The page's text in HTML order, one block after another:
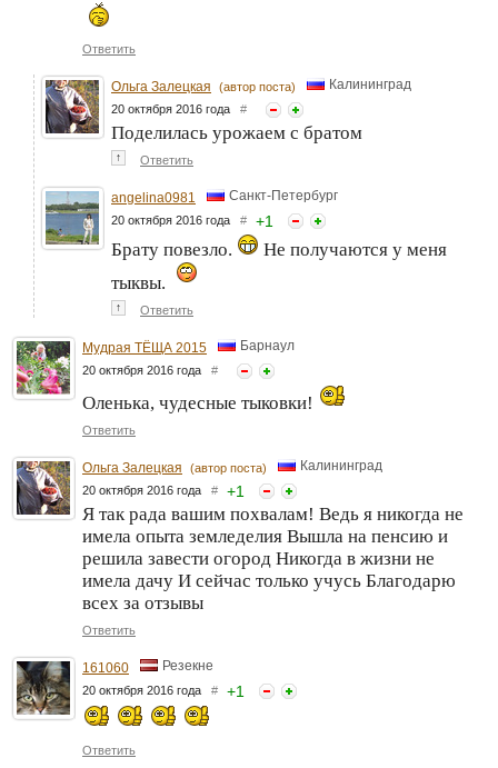
Ответить
Ольга Залецкая (автор поста) Калининград
20 октября 2016 года #
Поделилась урожаем с братом
↑ Ответить
angelina0981 Санкт-Петербург
20 октября 2016 года # +1
Брату повезло.
Не получаются у меня
тыквы.
↑ Ответить
Мудрая ТЁЩА 2015 Барнаул
20 октября 2016 года #
Оленька, чудесные тыковки!
Ответить
Ольга Залецкая (автор поста) Калининград
20 октября 2016 года # +1
Я так рада вашим похвалам! Ведь я никогда не
имела опыта земледелия Вышла на пенсию и
решила завести огород Никогда в жизни не
имела дачу И сейчас только учусь Благодарю
всех за отзывы
Ответить
161060 Резекне
20 октября 2016 года # +1
Ответить